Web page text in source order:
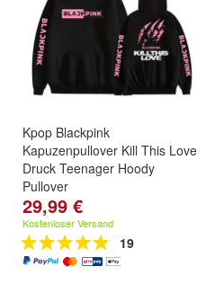
Kpop Blackpink
Kapuzenpullover Kill This Love
Druck Teenager Hoody
Pullover
29,99 €
Kostenloser Versand
19